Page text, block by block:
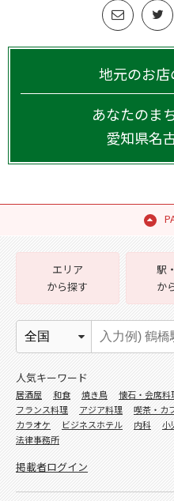
地元のお店
あなたのま
愛知県名
エリア
から探す
駅
か
人気キーワード
居酒屋 和食 焼き鳥 懐石・会席料
フランス料理
アジア料理 喫茶・カ
カラオケ
ビジネスホテル 内科 小
法律事務所
掲載者ログイン